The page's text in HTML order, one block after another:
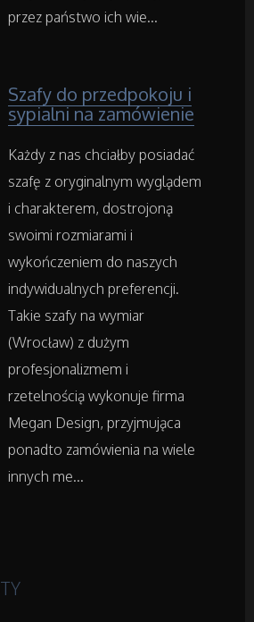
Porady Prawne
Porządkowanie
Serwis
Opieka
Inne Usługi
Noclegi
Hotele i Noclegi
Podróże
przez państwo ich wie...
Szafy do przedpokoju i
sypialni na zamówienie
Każdy z nas chciałby posiadać
szafę z oryginalnym wyglądem
i charakterem, dostrojoną
swoimi rozmiarami i
wykończeniem do naszych
indywidualnych preferencji.
Takie szafy na wymiar
(Wrocław) z dużym
profesjonalizmem i
rzetelnością wykonuje firma
Megan Design, przyjmująca
ponadto zamówienia na wiele
innych me...